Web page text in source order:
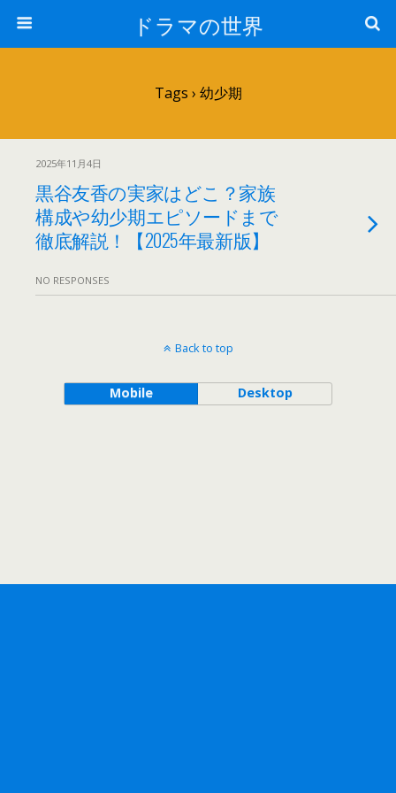
ドラマの世界
Tags › 幼少期
2025年11月4日
黒谷友香の実家はどこ？家族
構成や幼少期エピソードまで
徹底解説！【2025年最新版】
NO RESPONSES
Back to top
Mobile Desktop